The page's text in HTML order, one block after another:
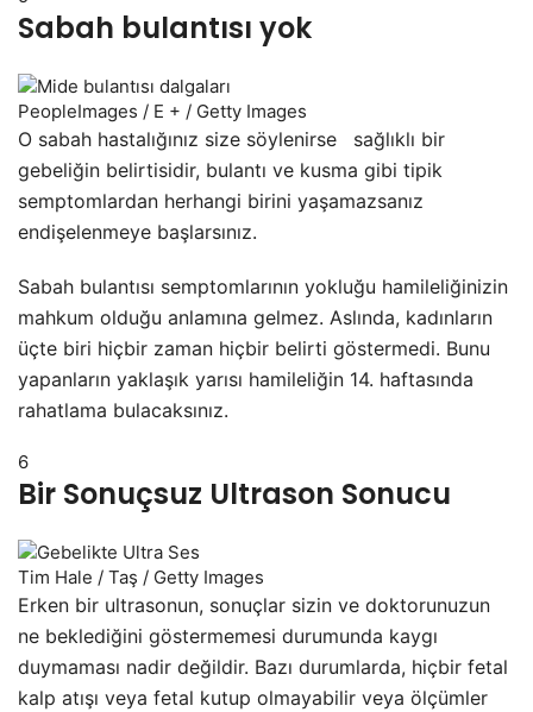
Sabah bulantısı yok
PeopleImages / E + / Getty Images
O sabah hastalığınız size söylenirse
sağlıklı bir
gebeliğin belirtisidir, bulantı ve kusma gibi tipik
semptomlardan herhangi birini yaşamazsanız
endişelenmeye başlarsınız.
Sabah bulantısı semptomlarının yokluğu hamileliğinizin
mahkum olduğu anlamına gelmez. Aslında, kadınların
üçte biri hiçbir zaman hiçbir belirti göstermedi. Bunu
yapanların yaklaşık yarısı hamileliğin 14. haftasında
rahatlama bulacaksınız.
6
Bir Sonuçsuz Ultrason Sonucu
Tim Hale / Taş / Getty Images
Erken bir ultrasonun, sonuçlar sizin ve doktorunuzun
ne beklediğini göstermemesi durumunda kaygı
duymaması nadir değildir. Bazı durumlarda, hiçbir fetal
kalp atışı veya fetal kutup olmayabilir veya ölçümler